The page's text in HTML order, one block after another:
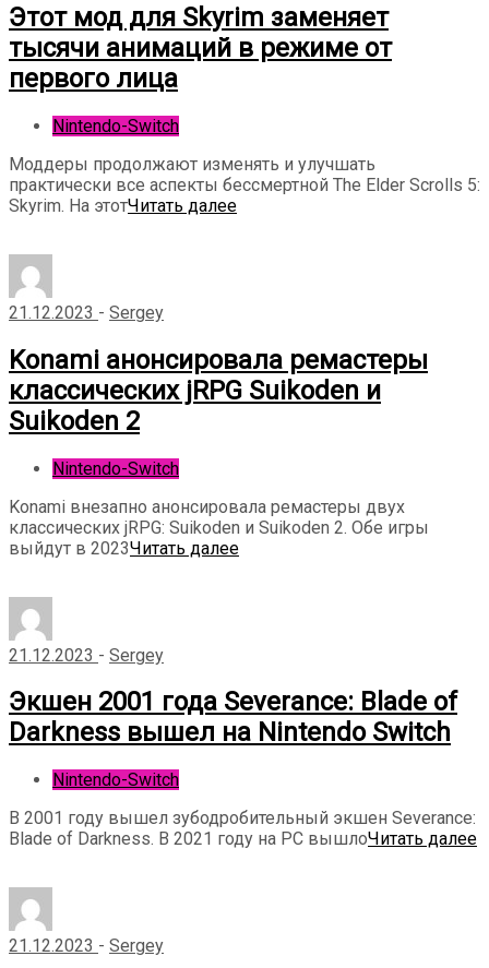
Этот мод для Skyrim заменяет
тысячи анимаций в режиме от
первого лица
Nintendo-Switch
Моддеры продолжают изменять и улучшать
практически все аспекты бессмертной The Elder Scrolls 5:
Skyrim. На этотЧитать далее
21.12.2023 - Sergey
Konami анонсировала ремастеры
классических jRPG Suikoden и
Suikoden 2
Nintendo-Switch
Konami внезапно анонсировала ремастеры двух
классических jRPG: Suikoden и Suikoden 2. Обе игры
выйдут в 2023Читать далее
21.12.2023 - Sergey
Экшен 2001 года Severance: Blade of
Darkness вышел на Nintendo Switch
Nintendo-Switch
В 2001 году вышел зубодробительный экшен Severance:
Blade of Darkness. В 2021 году на PC вышлоЧитать далее
21.12.2023 - Sergey